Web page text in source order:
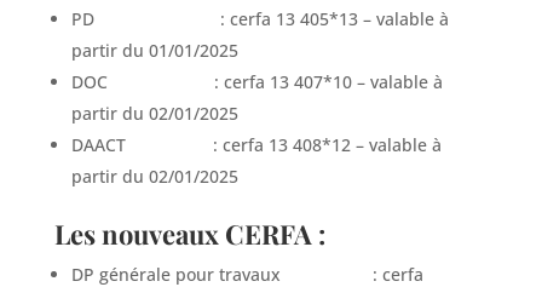
PD : cerfa 13 405*13 – valable à
partir du 01/01/2025
DOC : cerfa 13 407*10 – valable à
partir du 02/01/2025
DAACT : cerfa 13 408*12 – valable à
partir du 02/01/2025
Les nouveaux CERFA :
DP générale pour travaux : cerfa